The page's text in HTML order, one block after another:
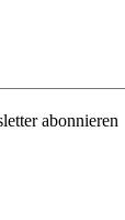
abonnieren